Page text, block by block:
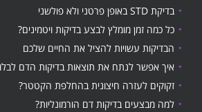
בדיקת STD באופן פרטני ולא פולשני
כל כמה זמן מומלץ לבצע בדיקות ויטמינים?
הבדיקות עשויות להציל את החיים שלכם
איך אפשר לנתח את תוצאות בדיקות הדם
זקוקים לעזרה חיצונית בהחלפת הקטטר?
למה מבצעים בדיקות דם הורמונליות?